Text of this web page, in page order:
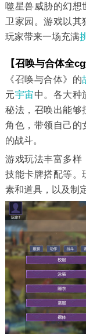
噬星兽威胁的幻想
卫家园。游戏以其
玩家带来一场充满
【召唤与合体全
《召唤与合体》的
元宇宙中。各大种
秘法，召唤出能够
角色，带领自己的
的战斗。
游戏玩法丰富多样
技能卡牌搭配等。
素和道具，以及制